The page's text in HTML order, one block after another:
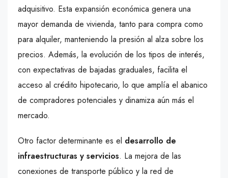
adquisitivo. Esta expansión económica genera una
mayor demanda de vivienda, tanto para compra como
para alquiler, manteniendo la presión al alza sobre los
precios. Además, la evolución de los tipos de interés,
con expectativas de bajadas graduales, facilita el
acceso al crédito hipotecario, lo que amplía el abanico
de compradores potenciales y dinamiza aún más el
mercado.
Otro factor determinante es el desarrollo de
infraestructuras y servicios. La mejora de las
conexiones de transporte público y la red de